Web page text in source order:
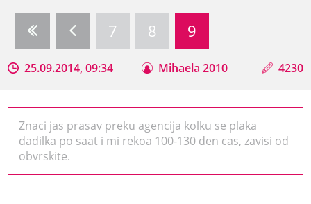
7
8 9
25.09.2014, 09:34 Mihaela 2010 4230
Znaci jas prasav preku agencija kolku se plaka
dadilka po saat i mi rekoa 100-130 den cas, zavisi od
obvrskite.